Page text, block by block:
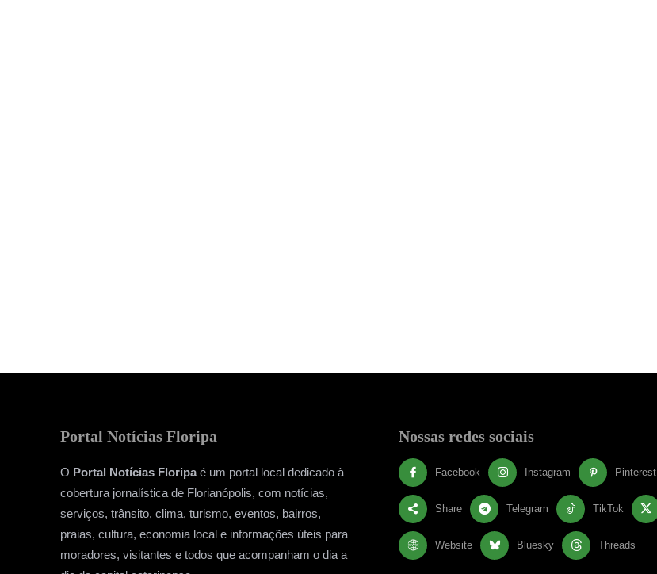
Portal Notícias Floripa
O Portal Notícias Floripaé um portal local dedicado à
cobertura jornalística de Florianópolis, com notícias,
serviços, trânsito, clima, turismo, eventos, bairros,
praias, cultura, economia local e informações úteis para
moradores, visitantes e todos que acompanham o dia a
Nossas redes sociais
Facebook Instagram Pinterest
Share Telegram TikTok
Website Bluesky Threads